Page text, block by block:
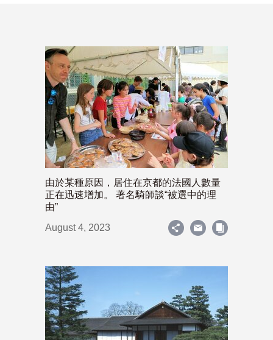
由於某種原因，居住在京都的法國人數量
正在迅速增加。 著名騎師談“被選中的理
由”
August 4, 2023